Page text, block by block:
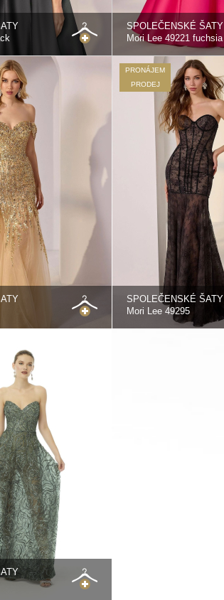
SPOLEČENSKÉ ŠATY
Mori Lee 49221 fuchsia
PRONÁJEM
PRODEJ
SPOLEČENSKÉ ŠATY
Mori Lee 49295